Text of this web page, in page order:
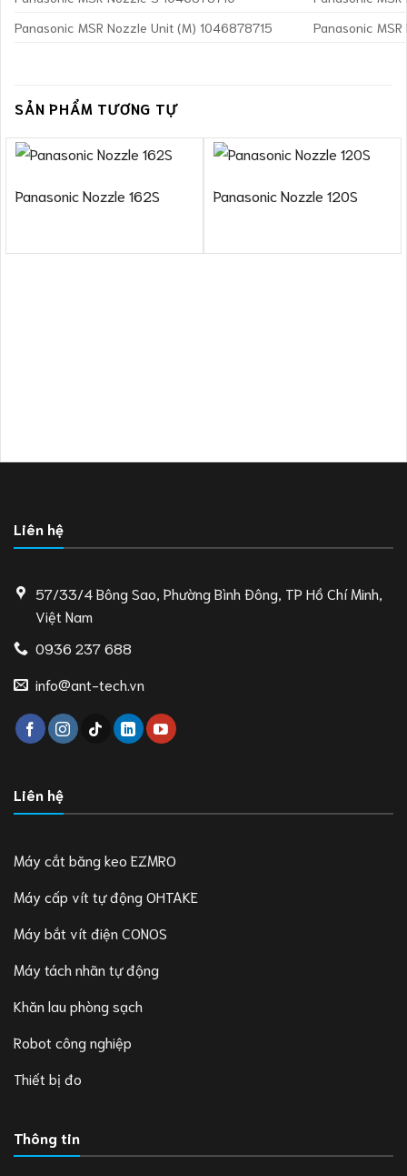
Panasonic MSR Nozzle Unit (M) 1046878715
Panasonic
SẢN PHẨM TƯƠNG TỰ
Panasonic Nozzle 162S Panasonic Nozzle 120S
Liên hệ
57/33/4 Bông Sao, Phường Bình Đông, TP Hồ Chí Minh,
Việt Nam
0936 237 688
info@ant-tech.vn
Liên hệ
Máy cắt băng keo EZMRO
Máy cấp vít tự động OHTAKE
Máy bắt vít điện CONOS
Máy tách nhãn tự động
Khăn lau phòng sạch
Robot công nghiệp
Thiết bị đo
Thông tin